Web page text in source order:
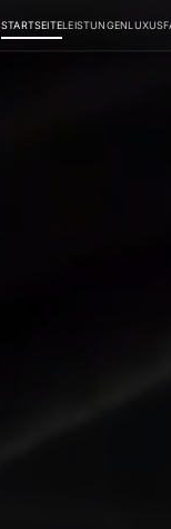
STARTSEITELEISTUNGEN